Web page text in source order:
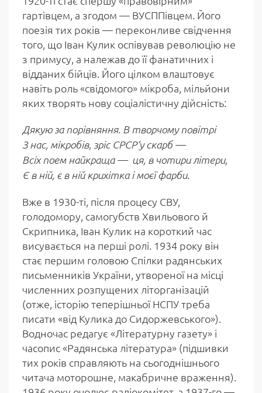
гартівцем, а згодом — ВУСППівцем. Його
поезія тих років — переконливе свідчення
того, що Іван Кулик оспівував революцію не
з примусу, а належав до її фанатичних і
відданих бійців. Його цілком влаштовує
навіть роль «свідомого» мікроба, мільйони
яких творять нову соціалістичну дійсність:
Дякую за порівняння. В творчому повітрі
З нас, мікробів, зріс СРСР’у скарб —
Всіх поем найкраща — ця, в чотири літери,
Є в ній, є в ній крихітка і моєї фарби.
Вже в 1930-ті, після процесу СВУ,
голодомору, самогубств Хвильового й
Скрипника, Іван Кулик на короткий час
висувається на перші ролі. 1934 року він
стає першим головою Спілки радянських
письменників України, утвореної на місці
численних розпущених літорганізацій
(отже, історію теперішньої НСПУ треба
писати «від Кулика до Сидоржевського»).
Водночас редагує «Літературну газету» і
часопис «Радянська література» (підшивки
тих років справляють на сьогоднішнього
читача моторошне, макабричне враження).